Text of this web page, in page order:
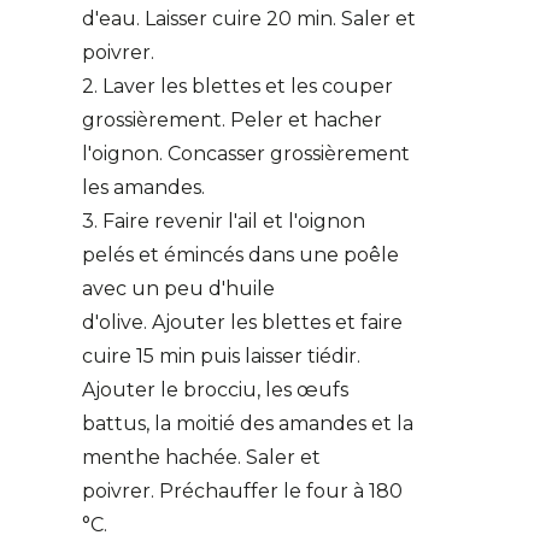
d'eau. Laisser cuire 20 min. Saler et
poivrer.
2. Laver les blettes et les couper
grossièrement. Peler et hacher
l'oignon. Concasser grossièrement
les amandes.
3. Faire revenir l'ail et l'oignon
pelés et émincés dans une poêle
avec un peu d'huile
d'olive. Ajouter les blettes et faire
cuire 15 min puis laisser tiédir.
Ajouter le brocciu, les œufs
battus, la moitié des amandes et la
menthe hachée. Saler et
poivrer. Préchauffer le four à 180
°C.